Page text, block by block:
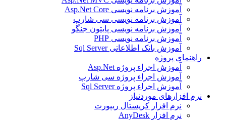
آموزش برنامه نویسی Asp.Net Core
آموزش برنامه نویسی سی شارپ
آموزش برنامه نویسی پایتون جنگو
آموزش برنامه نویسی PHP
آموزش بانک اطلاعاتی Sql Server
راهنمای پروژه
آموزش اجراء پروژه Asp.Net
آموزش اجراء پروژه سی شارپ
آموزش اجراء پروژه Sql Server
نرم افزارهای موردنیاز
نرم افزار کریستال ریپورت
نرم افزار AnyDesk